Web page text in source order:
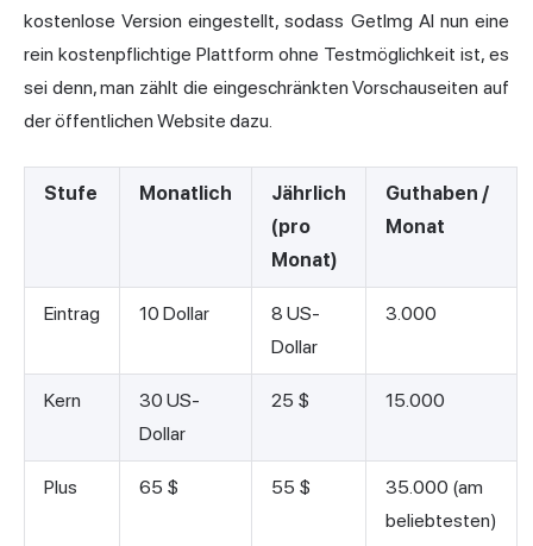
kostenlose Version eingestellt, sodass GetImg AI nun eine
rein kostenpflichtige Plattform ohne Testmöglichkeit ist, es
sei denn, man zählt die eingeschränkten Vorschauseiten auf
der öffentlichen Website dazu.
Stufe Monatlich
Jährlich
(pro
Monat)
Guthaben /
Monat
Eintrag 10 Dollar
8 US-
Dollar
3.000
Kern
30 US-
Dollar
25 $ 15.000
Plus 65 $ 55 $
35.000 (am
beliebtesten)